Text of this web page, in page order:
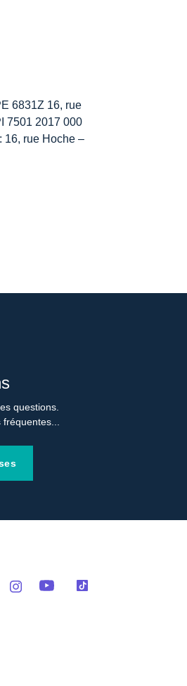
6831Z 16, rue
7501 2017 000
16, rue Hoche –
questions.